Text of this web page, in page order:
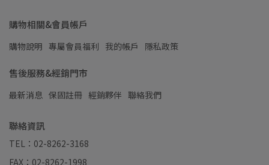
購物相關&會員帳戶
購物說明 專屬會員福利 我的帳戶 隱私政策
售後服務&經銷門市
最新消息 保固註冊 經銷夥伴 聯絡我們
聯絡資訊
TEL：02-8262-3168
FAX：02-8262-1998